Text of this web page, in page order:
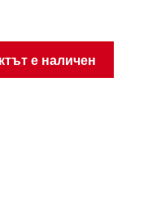
е наличен